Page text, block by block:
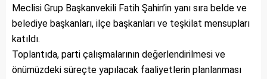
Meclisi Grup Başkanvekili Fatih Şahin’in yanı sıra belde ve
belediye başkanları, ilçe başkanları ve teşkilat mensupları
katıldı.
Toplantıda, parti çalışmalarının değerlendirilmesi ve
önümüzdeki süreçte yapılacak faaliyetlerin planlanması